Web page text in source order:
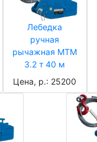
Лебедка
ручная
рычажная МТМ
3.2 т 40 м
Цена, р.: 25200